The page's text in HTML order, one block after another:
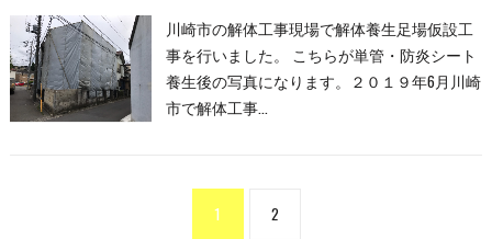
川崎市の解体工事現場で解体養生足場仮設工
事を行いました。 こちらが単管・防炎シート
養生後の写真になります。２０１９年6月川崎
市で解体工事…
1 2